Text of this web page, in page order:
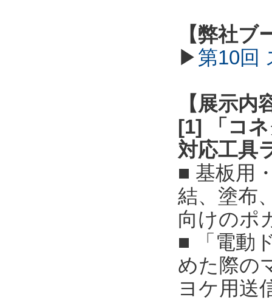
【弊社
▶第10回
【展示内
[1] 「コ
対応工具
■ 基板用
結、塗布
向けのポ
■ 「電動
めた際の
ヨケ用送